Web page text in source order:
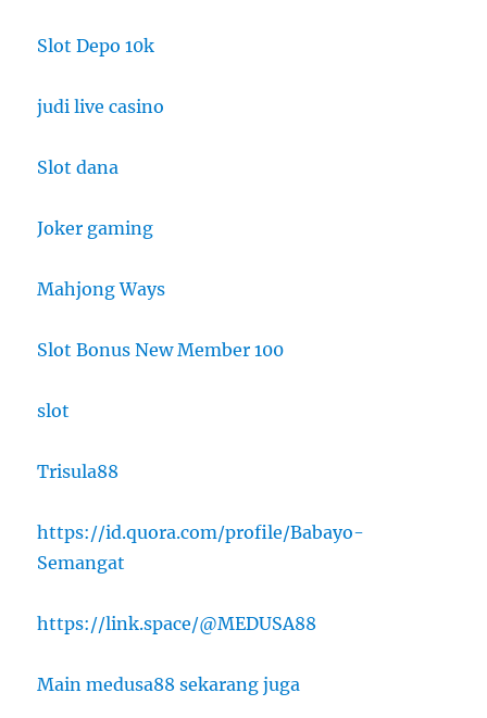
Slot Depo 10k
judi live casino
Slot dana
Joker gaming
Mahjong Ways
Slot Bonus New Member 100
slot
Trisula88
https://id.quora.com/profile/Babayo-
Semangat
https://link.space/@MEDUSA88
Main medusa88 sekarang juga